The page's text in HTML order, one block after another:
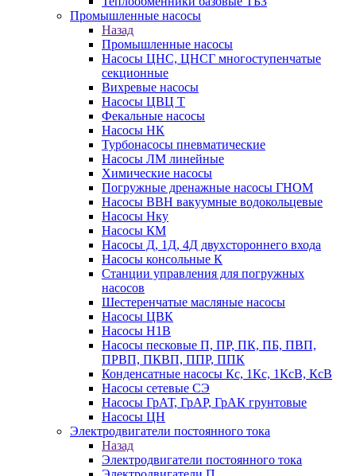
Промышленные насосы
Назад
Промышленные насосы
Насосы ЦНС, ЦНСГ многоступенчатые
секционные
Вихревые насосы
Насосы ЦВЦ Т
Фекальные насосы
Насосы НК
Турбонасосы пневматические
Насосы ЛМ линейные
Химические насосы
Погружные дренажные насосы ГНОМ
Насосы ВВН вакуумные водокольцевые
Насосы Нку
Насосы КМ
Насосы Д, 1Д, 4Д двухстороннего входа
Насосы консольные К
Станции управления для погружных
насосов
Шестеренчатые масляные насосы
Насосы ЦВК
Насосы Н1В
Насосы песковые П, ПР, ПК, ПБ, ПВП,
ПРВП, ПКВП, ППР, ППК
Конденсатные насосы Кс, 1Кс, 1КсВ, КсВ
Насосы сетевые СЭ
Насосы ГрАТ, ГрАР, ГрАК грунтовые
Насосы ЦН
Электродвигатели постоянного тока
Назад
Электродвигатели постоянного тока